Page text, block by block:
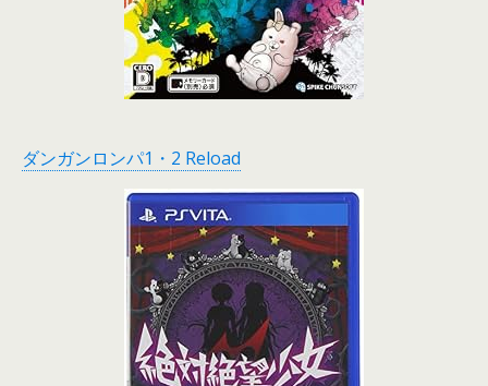
ダンガンロンパ1・2 Reload